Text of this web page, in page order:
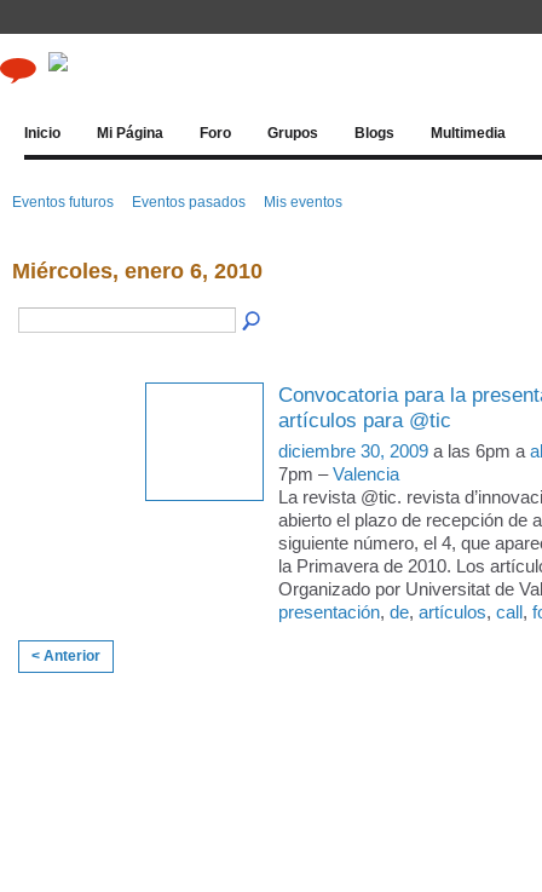
Inicio Mi Página Foro Grupos Blogs Multimedia
Eventos futuros Eventos pasados Mis eventos
Miércoles, enero 6, 2010
Convocatoria para la
artículos para @tic
diciembre 30, 2009 a las 6pm a
7pm –Valencia
La revista @tic. revista
abierto el plazo de recepción de
siguiente número, el 4, que
la Primavera de 2010. Los
Organizado por Universitat de
presentación, de, artículos, call,
< Anterior